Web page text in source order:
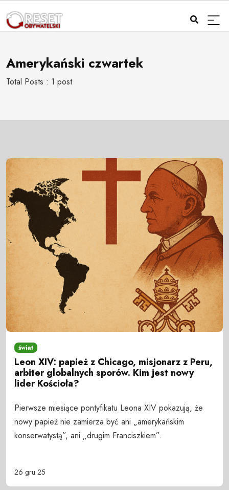
Amerykański czwartek
Total Posts : 1 post
świat
Leon XIV: papież z Chicago, misjonarz z Peru,
arbiter globalnych sporów. Kim jest nowy
lider Kościoła?
Pierwsze miesiące pontyfikatu Leona XIV pokazują, że
nowy papież nie zamierza być ani „amerykańskim
konserwatystą”, ani „drugim Franciszkiem”.
26 gru 25